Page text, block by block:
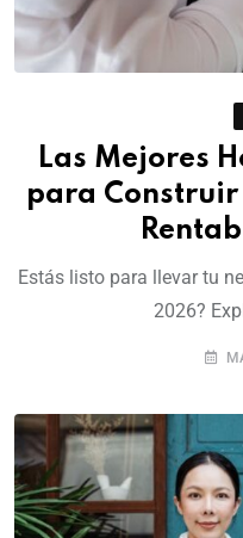
Las Mejores
para Construir
Estás listo para llevar tu
2026?